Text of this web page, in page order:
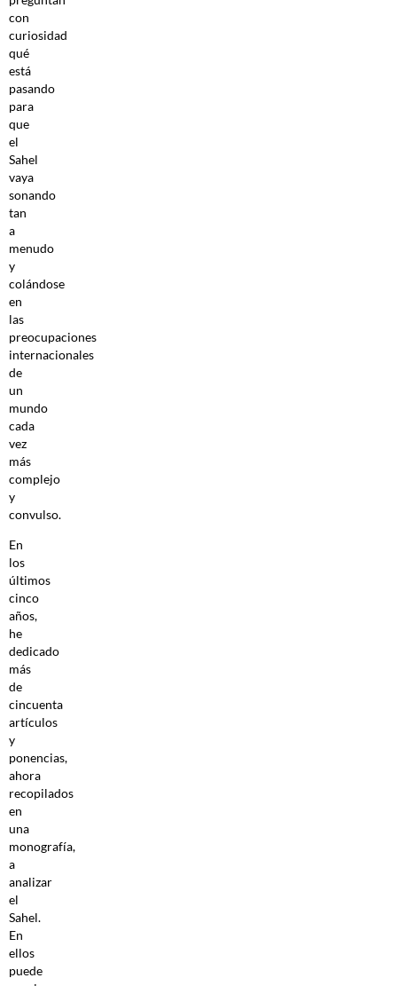
con
curiosidad
qué
está
pasando
para
que
el
Sahel
vaya
sonando
tan
a
menudo
y
colándose
en
las
preocupaciones
internacionales
de
un
mundo
cada
vez
más
complejo
y
convulso.
En
los
últimos
cinco
años,
he
dedicado
más
de
cincuenta
artículos
y
ponencias,
ahora
recopilados
en
una
monografía,
a
analizar
el
Sahel.
En
ellos
puede